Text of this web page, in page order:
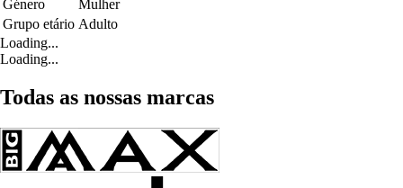
Género
Mulher
Grupo etário Adulto
Loading...
Loading...
Todas as nossas marcas